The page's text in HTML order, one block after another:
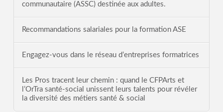
communautaire (ASSC) destinée aux adultes.
Recommandations salariales pour la formation ASE
Engagez-vous dans le réseau d’entreprises formatrices
Les Pros tracent leur chemin : quand le CFPArts et
l’OrTra santé-social unissent leurs talents pour révéler
la diversité des métiers santé & social